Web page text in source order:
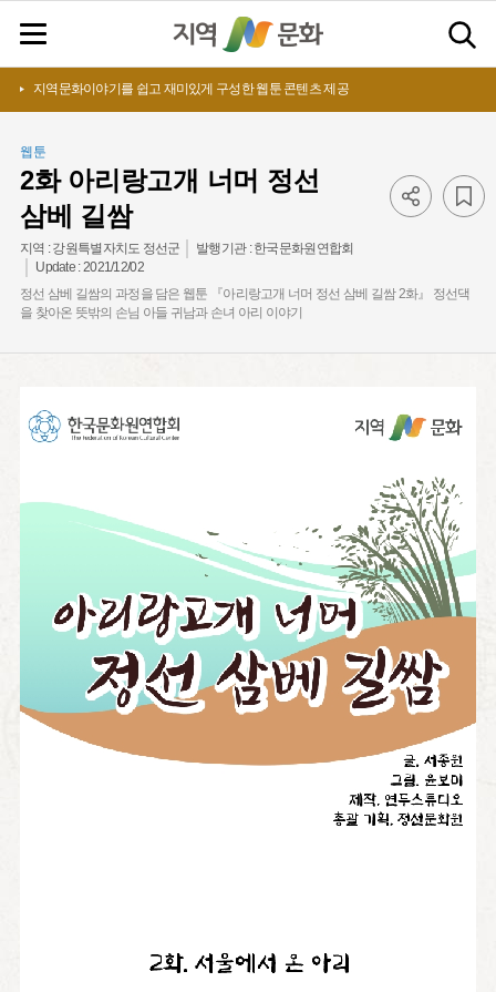
지역문화이야기를 쉽고 재미있게 구성한 웹툰 콘텐츠 제공
웹툰
2화 아리랑고개 너머 정선
삼베 길쌈
지역 :강원특별자치도 정선군 발행기관 :한국문화원연합회
Update :2021/12/02
정선 삼베 길쌈의 과정을 담은 웹툰 『아리랑고개 너머 정선 삼베 길쌈 2화』 정선댁
을 찾아온 뜻밖의 손님 아들 귀남과 손녀 아리 이야기